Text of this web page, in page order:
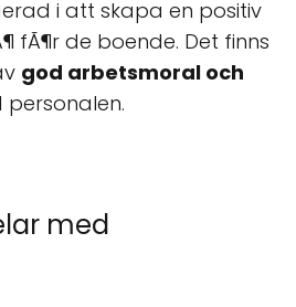
i att skapa en positiv
fÃ¶r de boende. Det finns
god arbetsmoral och
personalen.
med